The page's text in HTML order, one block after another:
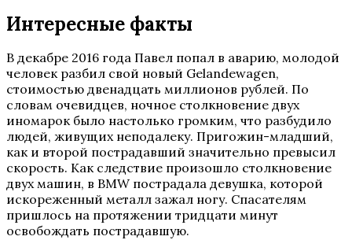
Интересные факты
В декабре 2016 года Павел попал в аварию, молодой
человек разбил свой новый Gelandewagen,
стоимостью двенадцать миллионов рублей. По
словам очевидцев, ночное столкновение двух
иномарок было настолько громким, что разбудило
людей, живущих неподалеку. Пригожин-младший,
как и второй пострадавший значительно превысил
скорость. Как следствие произошло столкновение
двух машин, в BMW пострадала девушка, которой
искореженный металл зажал ногу. Спасателям
пришлось на протяжении тридцати минут
освобождать пострадавшую.